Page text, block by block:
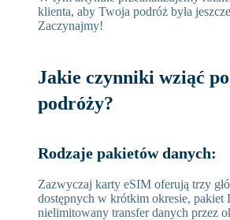
klienta, aby Twoja podróż była
Zaczynajmy!
Jakie czynniki wziąć
podróży?
Rodzaje pakietów danych:
Zazwyczaj karty eSIM oferują trzy
dostępnych w krótkim okresie,
nielimitowany transfer danych przez